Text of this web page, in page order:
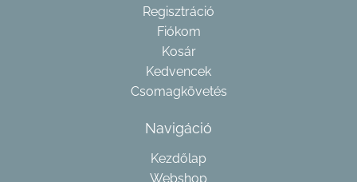
Regisztráció
Fiókom
Kosár
Kedvencek
Csomagkövetés
Navigáció
Kezdőlap
Webshop